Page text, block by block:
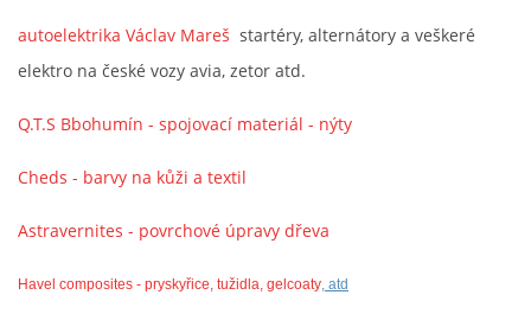
autoelektrika Václav Mareš startéry, alternátory a veškeré
elektro na české vozy avia, zetor atd.
Q.T.S Bbohumín - spojovací materiál - nýty
Cheds - barvy na kůži a textil
Astravernites - povrchové úpravy dřeva
Havel composites - pryskyřice, tužidla, gelcoaty, atd